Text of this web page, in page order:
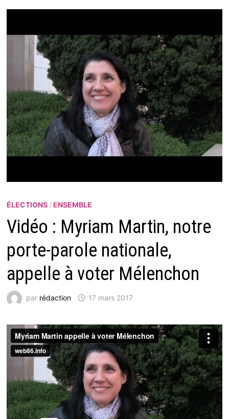
ÉLECTIONS/ ENSEMBLE
Vidéo : Myriam Martin, notre
porte-parole nationale,
appelle à voter Mélenchon
par rédaction 17 mars 2017